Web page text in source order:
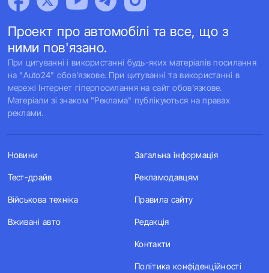
Проект про автомобілі та все, що з
ними пов'язано.
При цитуванні і використанні будь-яких матеріалів посилання
на "Auto24" обов'язкове. При цитуванні та використанні в
мережі Інтернет гіперпосилання на сайт обов'язкове.
Матеріали зі знаком "Реклама" публікуються на правах
реклами.
Новини
Тест-драйв
Військова техніка
Вживані авто
Загальна інформація
Рекламодавцям
Правила сайту
Редакція
Контакти
Політика конфіденційності